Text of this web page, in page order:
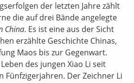
der letzten Jahre zählt
die auf drei Bände angelegte
China. Es ist eine aus der Sicht
erzählte Geschichte Chinas,
Maos bis zur Gegenwart.
des jungen Xiao Li seit
Fünfzigerjahren. Der Zeichner Li